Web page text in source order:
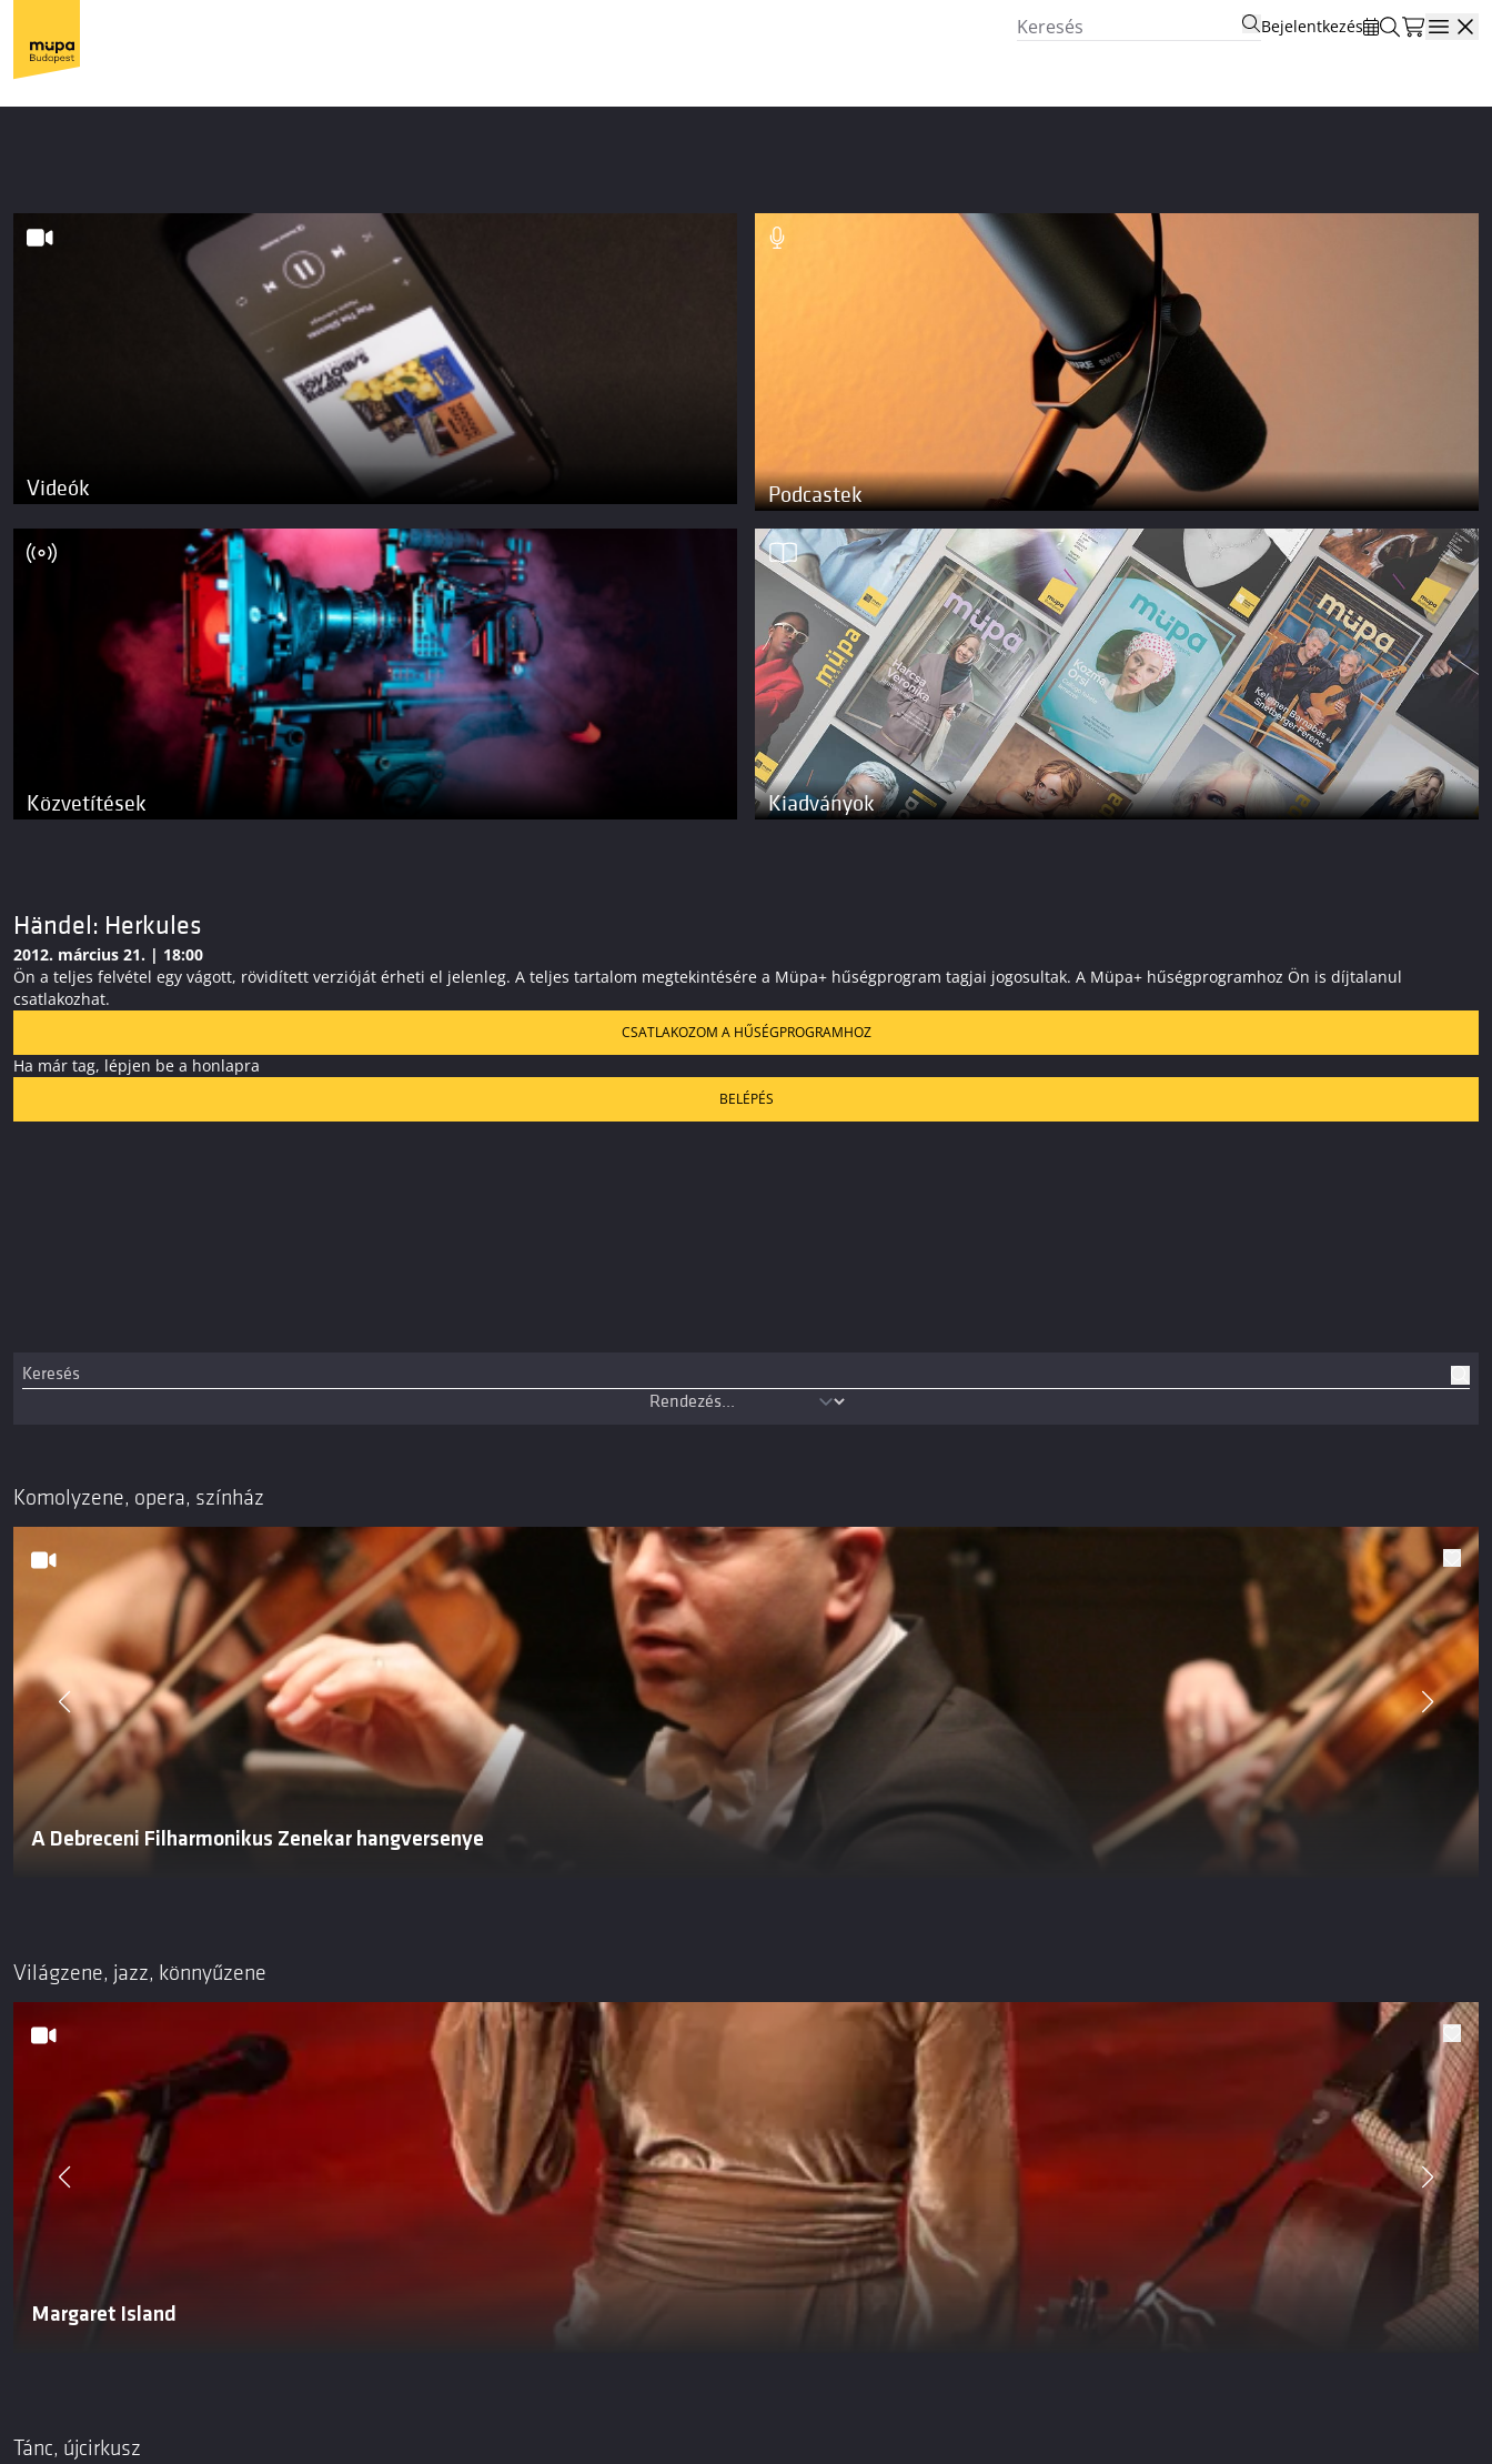
Bejelentkezés
Videók Podcastek
Közvetítések Kiadványok
Händel: Herkules
2012. március 21. | 18:00
Ön a teljes felvétel egy vágott, rövidített verzióját érheti el jelenleg. A teljes tartalom megtekintésére a Müpa+ hűségprogram tagjai jogosultak. A Müpa+ hűségprogramhoz Ön is díjtalanul
csatlakozhat.
CSATLAKOZOM A HŰSÉGPROGRAMHOZ
Ha már tag, lépjen be a honlapra
BELÉPÉS
Komolyzene, opera, színház
A Debreceni Filharmonikus Zenekar hangversenye
Világzene, jazz, könnyűzene
Margaret Island
Tánc, újcirkusz